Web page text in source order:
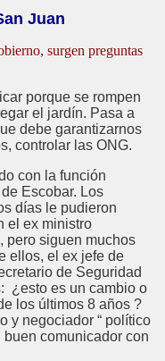
Juan
surgen preguntas
porque se rompen
el jardín. Pasa a
debe garantizarnos
controlar las ONG.
con la función
Escobar. Los
días le pudieron
el ex ministro
pero siguen muchos
ellos, el ex jefe de
de Seguridad
¿esto es un cambio o
los últimos 8 años ?
y negociador “ político
comunicador con